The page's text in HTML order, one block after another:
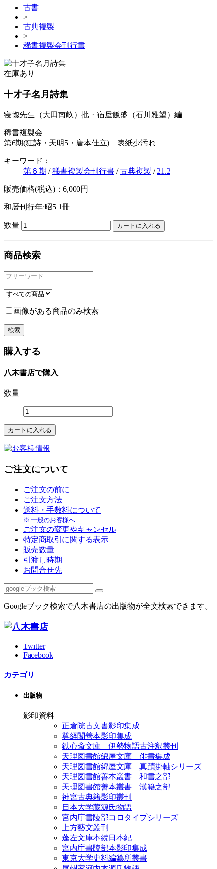
古書
>
古典複製
>
稀書複製会刊行書
在庫あり
十才子名月詩集
寝惚先生（大田南畝）批・宿屋飯盛（石川雅望）編
稀書複製会
第6期(狂詩・天明5・唐本仕立) 表紙少汚れ
キーワード：
第６期 /稀書複製会刊行書 /古典複製 / 21.2
販売価格(税込)：6,000円
和暦刊行年:昭5 1冊
数量
商品検索
画像がある商品のみ検索
購入する
八木書店で購入
数量
ご注文について
ご注文の前に
ご注文方法
送料・手数料について
※ 一般のお客様へ
ご注文の変更やキャンセル
特定商取引に関する表示
販売数量
引渡し時期
お問合せ先
Googleブック検索で八木書店の出版物が全文検索できます。
Twitter
Facebook
カテゴリ
出版物
影印資料
正倉院古文書影印集成
尊経閣善本影印集成
鉄心斎文庫 伊勢物語古注釈叢刊
天理図書館綿屋文庫 俳書集成
天理図書館綿屋文庫 真蹟掛軸シリーズ
天理図書館善本叢書 和書之部
天理図書館善本叢書 漢籍之部
神宮古典籍影印叢刊
日本大学蔵源氏物語
宮内庁書陵部コロタイプシリーズ
上方藝文叢刊
蓬左文庫本続日本紀
宮内庁書陵部本影印集成
東京大学史料編纂所叢書